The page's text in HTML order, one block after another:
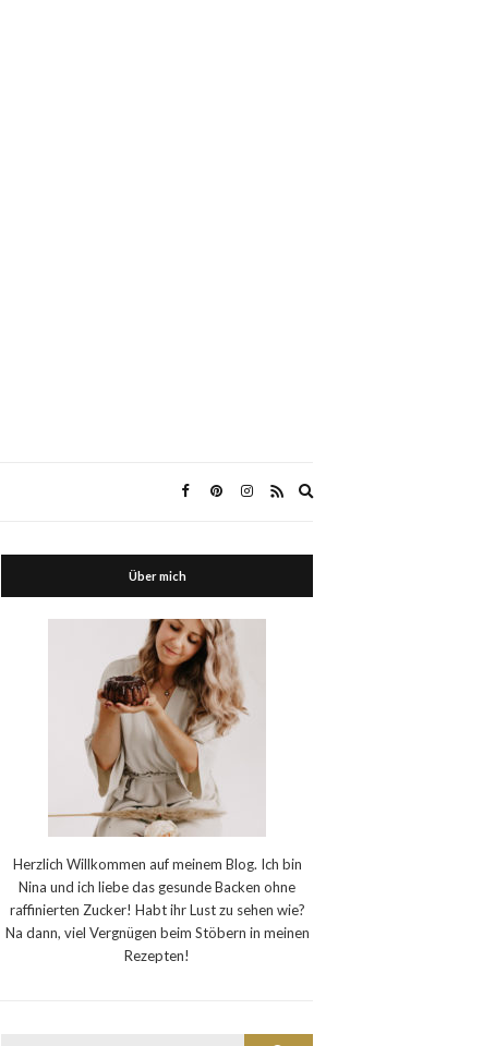
Über mich
Herzlich Willkommen auf meinem Blog. Ich bin
Nina und ich liebe das gesunde Backen ohne
raffinierten Zucker! Habt ihr Lust zu sehen wie?
Na dann, viel Vergnügen beim Stöbern in meinen
Rezepten!